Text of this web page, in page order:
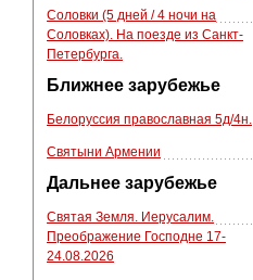
Соловки (5 дней / 4 ночи на
Соловках). На поезде из Санкт-
Петербурга.
Ближнее зарубежье
Белоруссия православная 5д/4н.
Святыни Армении
Дальнее зарубежье
Святая Земля. Иерусалим.
Преображение Господне 17-
24.08.2026